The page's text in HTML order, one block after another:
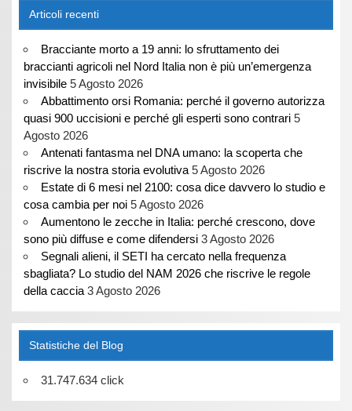
Articoli recenti
Bracciante morto a 19 anni: lo sfruttamento dei
braccianti agricoli nel Nord Italia non è più un’emergenza
invisibile 5 Agosto 2026
Abbattimento orsi Romania: perché il governo autorizza
quasi 900 uccisioni e perché gli esperti sono contrari 5
Agosto 2026
Antenati fantasma nel DNA umano: la scoperta che
riscrive la nostra storia evolutiva 5 Agosto 2026
Estate di 6 mesi nel 2100: cosa dice davvero lo studio e
cosa cambia per noi 5 Agosto 2026
Aumentono le zecche in Italia: perché crescono, dove
sono più diffuse e come difendersi 3 Agosto 2026
Segnali alieni, il SETI ha cercato nella frequenza
sbagliata? Lo studio del NAM 2026 che riscrive le regole
della caccia 3 Agosto 2026
Statistiche del Blog
31.747.634 click